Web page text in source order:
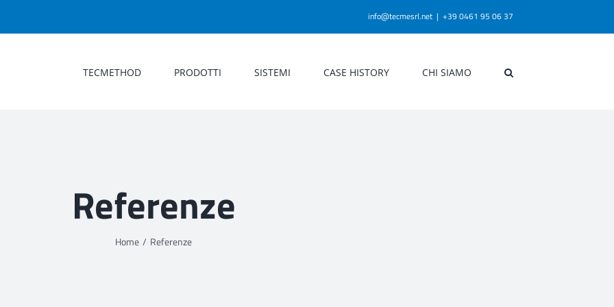
info@tecmesrl.net | +39 0461 95 06 37
TECMETHOD PRODOTTI SISTEMI CASE HISTORY CHI SIAMO
Referenze
Home Referenze